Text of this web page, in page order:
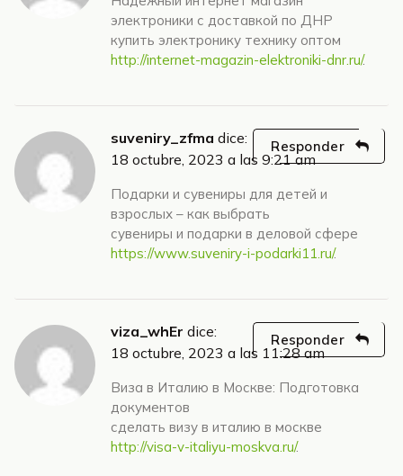
электроники с доставкой по ДНР
купить электронику технику оптом
http://internet-magazin-elektroniki-dnr.ru/.
suveniry_zfma dice:
18 octubre, 2023 a las 9:21 am
Подарки и сувениры для детей и
взрослых – как выбрать
сувениры и подарки в деловой сфере
https://www.suveniry-i-podarki11.ru/.
Responder
viza_whEr dice:
18 octubre, 2023 a las 11:28 am
Виза в Италию в Москве: Подготовка
документов
сделать визу в италию в москве
http://visa-v-italiyu-moskva.ru/.
Responder